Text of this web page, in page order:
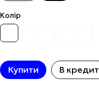
Колір
Купити В кредит